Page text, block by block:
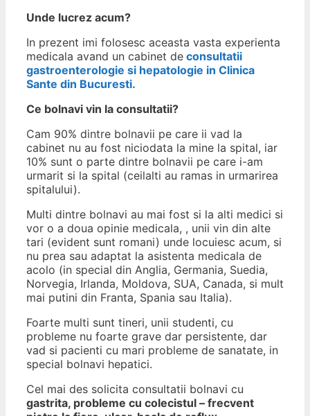
Unde lucrez acum?
In prezent imi folosesc aceasta vasta experienta
medicala avand un cabinet de consultatii
gastroenterologie si hepatologie in Clinica
Sante din Bucuresti.
Ce bolnavi vin la consultatii?
Cam 90% dintre bolnavii pe care ii vad la
cabinet nu au fost niciodata la mine la spital, iar
10% sunt o parte dintre bolnavii pe care i-am
urmarit si la spital (ceilalti au ramas in urmarirea
spitalului).
Multi dintre bolnavi au mai fost si la alti medici si
vor o a doua opinie medicala, , unii vin din alte
tari (evident sunt romani) unde locuiesc acum, si
nu prea sau adaptat la asistenta medicala de
acolo (in special din Anglia, Germania, Suedia,
Norvegia, Irlanda, Moldova, SUA, Canada, si mult
mai putini din Franta, Spania sau Italia).
Foarte multi sunt tineri, unii studenti, cu
probleme nu foarte grave dar persistente, dar
vad si pacienti cu mari probleme de sanatate, in
special bolnavi hepatici.
Cel mai des solicita consultatii bolnavi cu
gastrita, probleme cu colecistul – frecvent